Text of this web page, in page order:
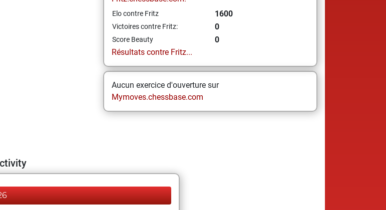
Elo contre Fritz 1600
Victoires contre Fritz: 0
Score Beauty
0
Résultats contre Fritz...
Aucun exercice d'ouverture sur
Mymoves.chessbase.com